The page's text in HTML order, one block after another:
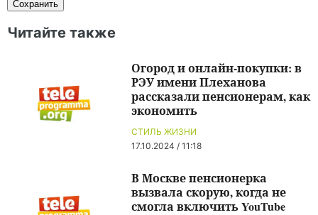
Читайте также
СТИЛЬ ЖИЗНИ
17.10.2024 / 11:18
Огород и онлайн-покупки: в
РЭУ имени Плеханова
рассказали пенсионерам, как
экономить
В Москве пенсионерка
вызвала скорую, когда не
смогла включить YouTube